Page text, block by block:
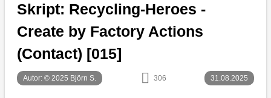
Skript: Recycling-Heroes -
Create by Factory Actions
(Contact) [015]
Autor: © 2025 Björn S. 306 31.08.2025